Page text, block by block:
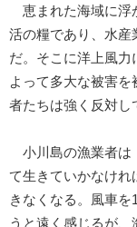
恵まれた海域に浮
活の糧であり、水産
だ。そこに洋上風力
よって多大な被害
者たちは強く反対し
小川島の漁業者は
て生きていかなけれ
きなくなる。風車
うと遠く感じるが